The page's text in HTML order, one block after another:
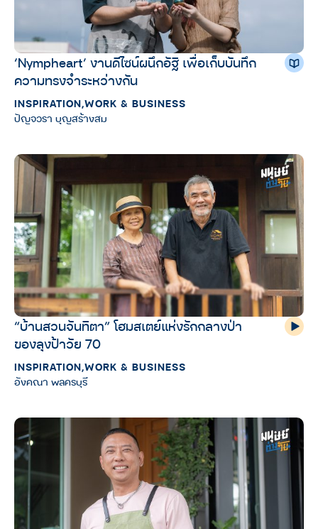
‘Nympheart’ งานดีไซน์ผนึกอัฐิ เพื่อเก็บบันทึก
ความทรงจำระหว่างกัน
INSPIRATION,WORK & BUSINESS
ปัญจวรา บุญสร้างสม
“บ้านสวนจันทิตา” โฮมสเตย์แห่งรักกลางป่า
ของลุงป้าวัย 70
INSPIRATION,WORK & BUSINESS
อังคณา พลครบุรี